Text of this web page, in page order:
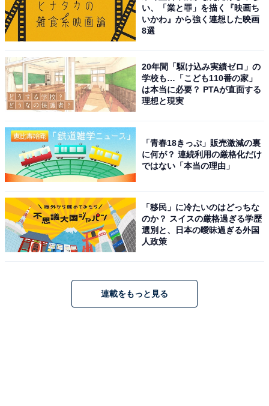
い、「業と罪」を描く『映画ち
いかわ』から強く連想した映画
8選
20年間「駆け込み実績ゼロ」の
学校も…「こども110番の家」
は本当に必要？ PTAが直面する
理想と現実
「青春18きっぷ」販売激減の裏
に何が？ 連続利用の厳格化だけ
ではない「本当の理由」
「移民」に冷たいのはどっちな
のか？ スイスの厳格過ぎる学歴
選別と、日本の曖昧過ぎる外国
人政策
連載をもっと見る